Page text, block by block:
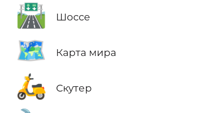
🛣️ Шоссе
🗺️ Карта мира
🛵 Скутер